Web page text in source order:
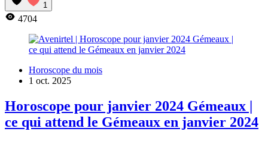
1
4704
Horoscope du mois
1 oct. 2025
Horoscope pour janvier 2024 Gémeaux |
ce qui attend le Gémeaux en janvier 2024